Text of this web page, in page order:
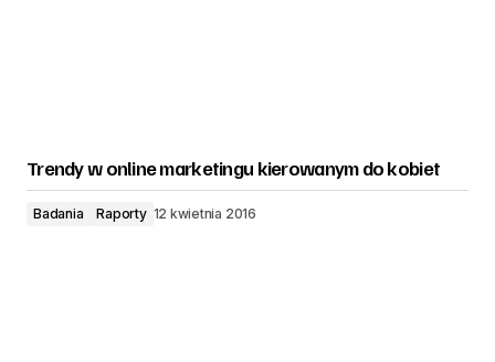
Trendy w online marketingu kierowanym do kobiet
Badania Raporty 12 kwietnia 2016